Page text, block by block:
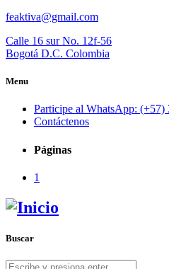
feaktiva@gmail.com
Calle 16 sur No. 12f-56
Bogotá D.C. Colombia
Menu
Participe al WhatsApp: (+57)
Contáctenos
Páginas
1
Buscar